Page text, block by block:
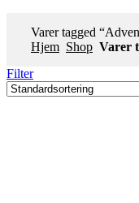
Varer tagged
Hjem Shop Varer
Filter